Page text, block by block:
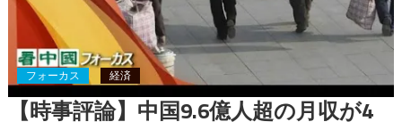
フォーカス 経済
【時事評論】中国9.6億人超の月収が4